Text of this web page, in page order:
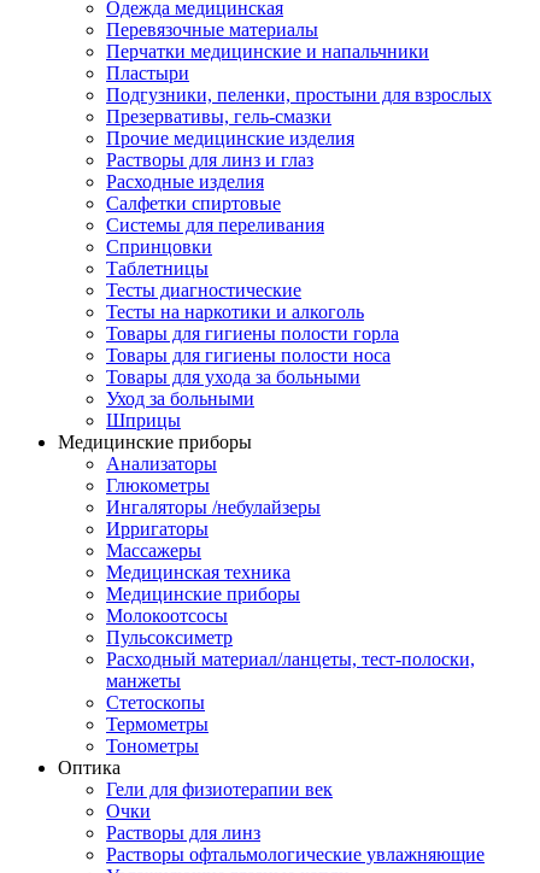
Одежда медицинская
Перевязочные материалы
Перчатки медицинские и напальчники
Пластыри
Подгузники, пеленки, простыни для взрослых
Презервативы, гель-смазки
Прочие медицинские изделия
Растворы для линз и глаз
Расходные изделия
Салфетки спиртовые
Системы для переливания
Спринцовки
Таблетницы
Тесты диагностические
Тесты на наркотики и алкоголь
Товары для гигиены полости горла
Товары для гигиены полости носа
Товары для ухода за больными
Уход за больными
Шприцы
Медицинские приборы
Анализаторы
Глюкометры
Ингаляторы /небулайзеры
Ирригаторы
Массажеры
Медицинская техника
Медицинские приборы
Молокоотсосы
Пульсоксиметр
Расходный материал/ланцеты, тест-полоски,
манжеты
Стетоскопы
Термометры
Тонометры
Оптика
Гели для физиотерапии век
Очки
Растворы для линз
Растворы офтальмологические увлажняющие